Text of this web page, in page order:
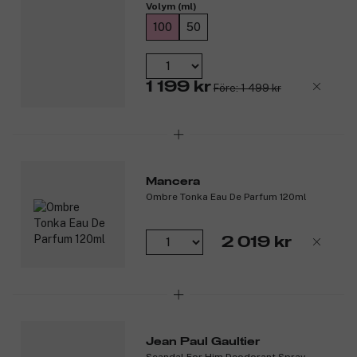
Parfum som balanserar det djärva med det raffinerade.
Toppnoter: Plommon och päron.
Hjärtnoter: Gardenia och tuberos.
Volym (ml)
100 50
1 199 kr Före: 1 499 kr
Mancera
Ombre Tonka Eau De Parfum 120ml
2 019 kr
Jean Paul Gaultier